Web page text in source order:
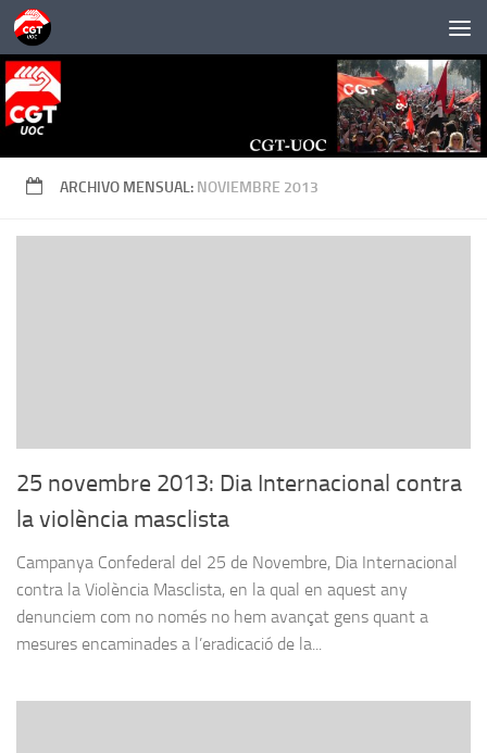
Saltar al contenido
ARCHIVO MENSUAL: NOVIEMBRE 2013
25 novembre 2013: Dia Internacional contra
la violència masclista
Campanya Confederal del 25 de Novembre, Dia Internacional
contra la Violència Masclista, en la qual en aquest any
denunciem com no només no hem avançat gens quant a
mesures encaminades a l’eradicació de la...